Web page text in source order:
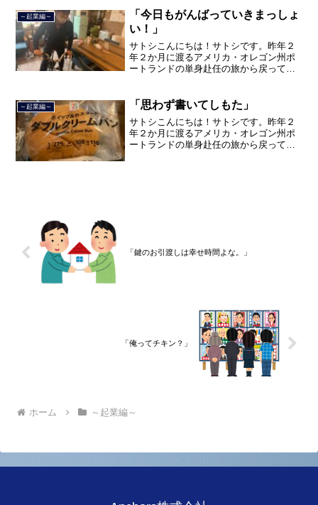
て、２０２１年３月９日より東...
～起業編～
「今日もがんばっていきまっしょ
い！」
サトシこんにちは！サトシです。昨年２
年２か月に渡るアメリカ・オレゴン州ポ
ートランドの単身赴任の旅から戻ってき
で２３年間のサラリーマン人生を卒業
し、東京品川区南大井で不動...
～起業編～ 「思わず書いてしもた」
サトシこんにちは！サトシです。昨年２
年２か月に渡るアメリカ・オレゴン州ポ
ートランドの単身赴任の旅から戻ってき
「鍵のお引渡しは幸せ時間よな。」
「俺ってチキン？」
ホーム ～起業編～